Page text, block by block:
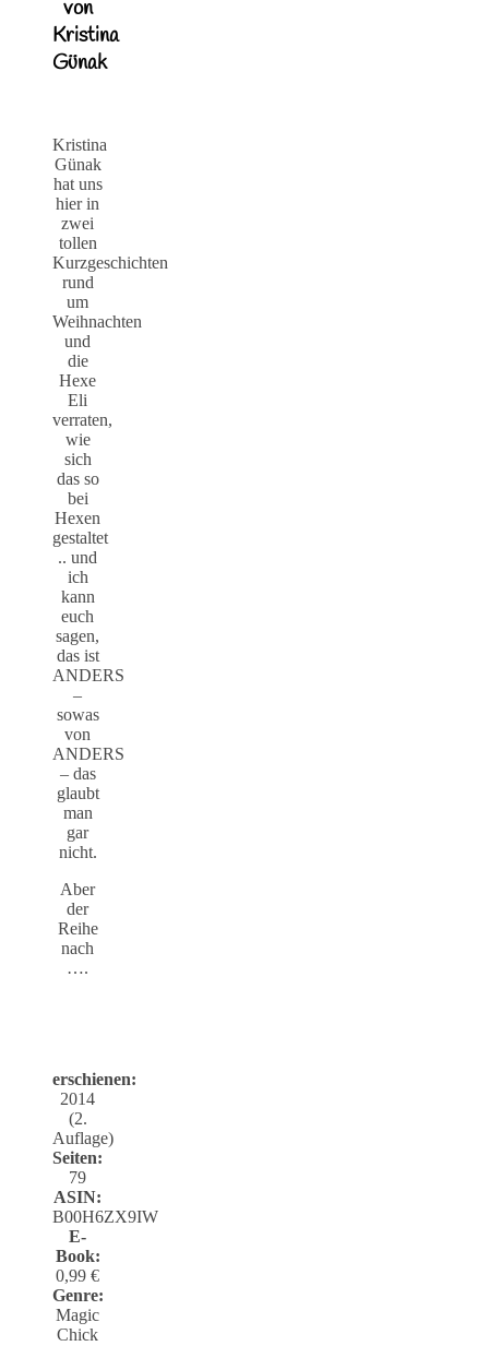
von
Kristina
Günak
Kristina
Günak
hat uns
hier in
zwei
tollen
Kurzgeschichten
rund
um
Weihnachten
und
die
Hexe
Eli
verraten,
wie
sich
das so
bei
Hexen
gestaltet
.. und
ich
kann
euch
sagen,
das ist
ANDERS
–
sowas
von
ANDERS
– das
glaubt
man
gar
nicht.
Aber
der
Reihe
nach
….
erschienen:
2014
(2.
Auflage)
Seiten:
79
ASIN:
B00H6ZX9IW
E-
Book:
0,99 €
Genre:
Magic
Chick